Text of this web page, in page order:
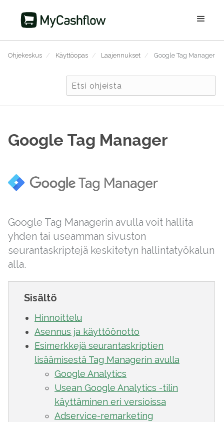
Ohjekeskus / Käyttöopas / Laajennukset / Google Tag Manager
Google Tag Manager
Google Tag Managerin avulla voit hallita
yhden tai useamman sivuston
seurantaskriptejä keskitetyn hallintatyökalun
alla.
Sisältö
Hinnoittelu
Asennus ja käyttöönotto
Esimerkkejä seurantaskriptien
lisäämisestä Tag Managerin avulla
Google Analytics
Usean Google Analytics -tilin
käyttäminen eri versioissa
Adservice-remarketing